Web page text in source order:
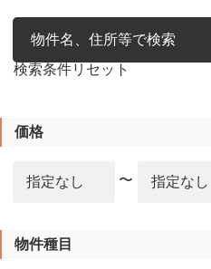
検索条件リセット
価格
〜
物件種目